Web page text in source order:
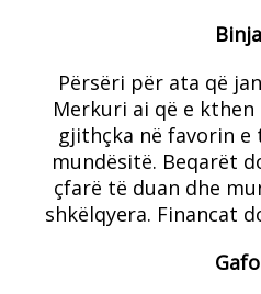
Përsëri për ata që
Merkuri ai që e
gjithçka në favorin e
mundësitë. Beqarët
çfarë të duan dhe
shkëlqyera. Financat